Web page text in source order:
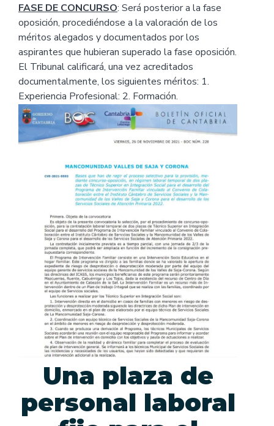
FASE DE CONCURSO: Será posterior a la fase
oposición, procediéndose a la valoración de los
méritos alegados y documentados por los
aspirantes que hubieran superado la fase oposición.
El Tribunal calificará, una vez acreditados
documentalmente, los siguientes méritos: 1.
Experiencia Profesional: 2. Formación.
Una plaza de
personal laboral